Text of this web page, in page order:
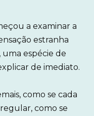
a examinar a
estranha
espécie de
de imediato.
como se cada
como se